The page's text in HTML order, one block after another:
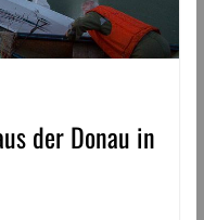
der Donau in